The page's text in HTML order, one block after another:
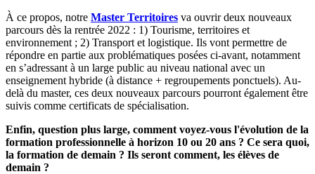
À ce propos, notre Master Territoires va ouvrir deux nouveaux
parcours dès la rentrée 2022 : 1) Tourisme, territoires et
environnement ; 2) Transport et logistique. Ils vont permettre de
répondre en partie aux problématiques posées ci-avant, notamment
en s’adressant à un large public au niveau national avec un
enseignement hybride (à distance + regroupements ponctuels). Au-
delà du master, ces deux nouveaux parcours pourront également être
suivis comme certificats de spécialisation.
Enfin, question plus large, comment voyez-vous l'évolution de la
formation professionnelle à horizon 10 ou 20 ans ? Ce sera quoi,
la formation de demain ? Ils seront comment, les élèves de
demain ?